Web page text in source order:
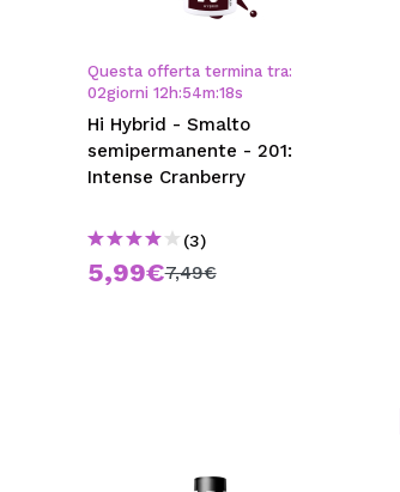
Questa offerta termina tra:
02giorni 12 h:54m:17s
Hi Hybrid - Smalto
semipermanente - 201:
Intense Cranberry
(3)
5,99€7,49€